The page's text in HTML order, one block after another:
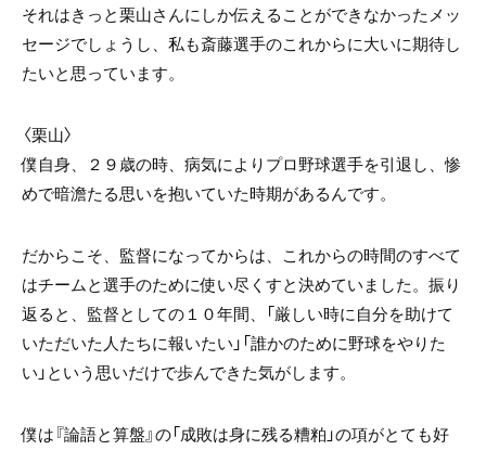
それはきっと栗山さんにしか伝えることができなかったメッ
セージでしょうし、私も斎藤選手のこれからに大いに期待し
たいと思っています。
〈栗山〉
僕自身、２９歳の時、病気によりプロ野球選手を引退し、惨
めで暗澹たる思いを抱いていた時期があるんです。
だからこそ、監督になってからは、これからの時間のすべて
はチームと選手のために使い尽くすと決めていました。振り
返ると、監督としての１０年間、「厳しい時に自分を助けて
いただいた人たちに報いたい」「誰かのために野球をやりた
い」という思いだけで歩んできた気がします。
僕は『論語と算盤』の「成敗は身に残る糟粕」の項がとても好